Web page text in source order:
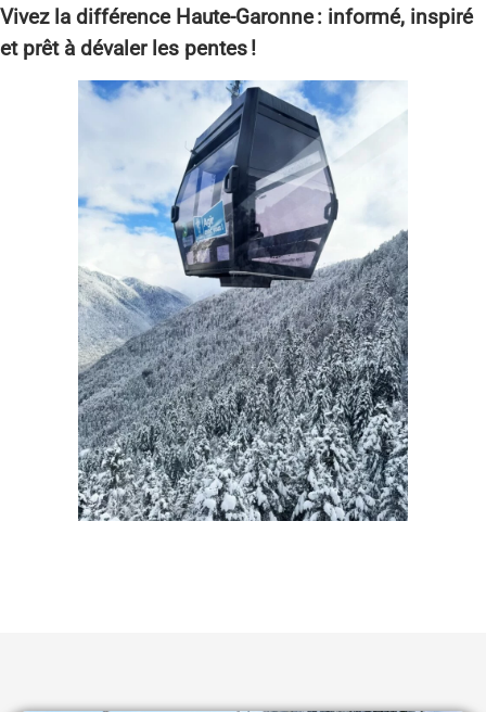
Vivez la différence Haute-Garonne : informé, inspiré
et prêt à dévaler les pentes !